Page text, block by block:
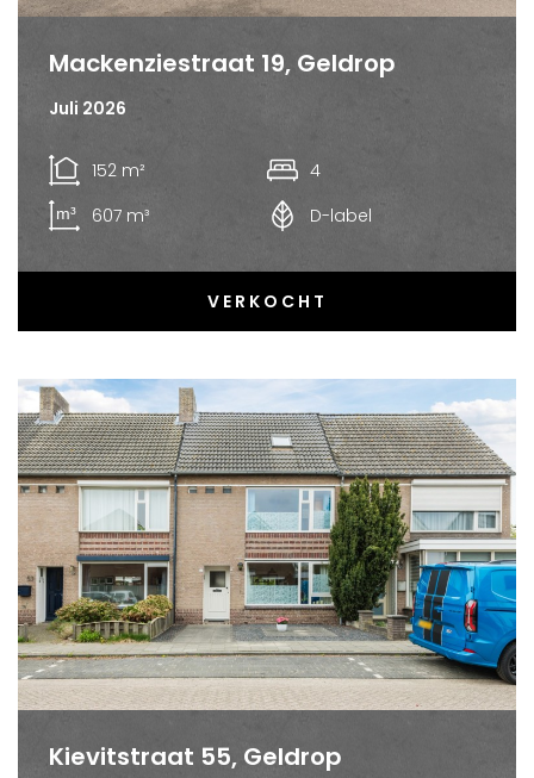
Mackenziestraat 19, Geldrop
Juli 2026
152 m²
4
607 m³
D-label
VERKOCHT
Kievitstraat 55, Geldrop